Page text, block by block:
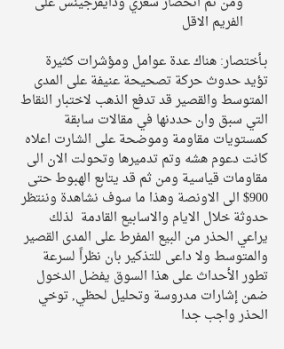
الفريم الاقل
بـأختصار: هناك عدة عوامل ومؤشرات كثيرة
تؤيد حدوث حركة تصحيحة عنيفة على المدى
المتوسط والقصير قد تدفع الذهب لاختبار النقاط
التي سبق وان حددنها في مقالات سابقة
كمستويات مقاومة وموضحة على الشارت اعلاه
كانت دعوم هشه وتم تدميرها وتحولت الان الى
مقاومات قياسية ومن ثم قد يتابع الهبوط حتى
900$ الى الاونصة وهذا ما سوف نشاهدة وننتظر
حدوثة خلال الايام والاسابيع القادمة  لذلك
يراعي الحذر من البيع المفرط على المدى القصير
والمتوسط ولا داعى للتذكير بان نظراً لسرعة
تطور الأحداث على هذا السوق يفضل الدخول
ضمن إشارات مدروسة وتحليل لحظي, توخي
الحذر واجب جدا